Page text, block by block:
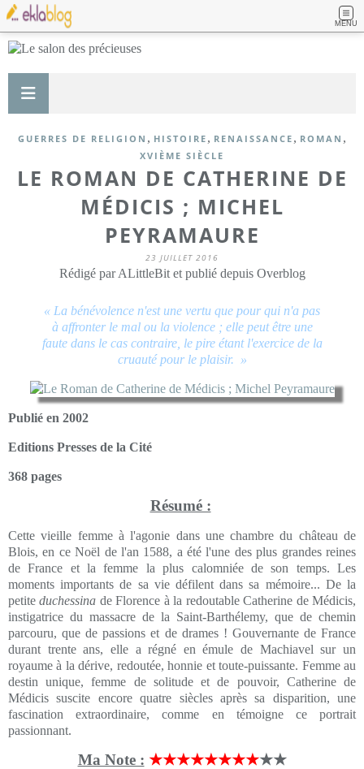
MENU
GUERRES DE RELIGION , HISTOIRE , RENAISSANCE , ROMAN ,
XVIÈME SIÈCLE
LE ROMAN DE CATHERINE DE
MÉDICIS ; MICHEL
PEYRAMAURE
23 JUILLET 2016
Rédigé par ALittleBit et publié depuis Overblog
« La bénévolence n'est une vertu que pour qui n'a pas
à affronter le mal ou la violence ; elle peut être une
faute dans le cas contraire, le pire étant l'exercice de la
cruauté pour le plaisir. »
Publié en 2002
Editions Presses de la Cité
368 pages
Résumé :
Cette vieille femme à l'agonie dans une chambre du château de
Blois, en ce Noël de l'an 1588, a été l'une des plus grandes reines
de France et la femme la plus calomniée de son temps. Les
moments importants de sa vie défilent dans sa mémoire... De la
petiteduchessina de Florence à la redoutable Catherine de Médicis,
instigatrice du massacre de la Saint-Barthélemy, que de chemin
parcouru, que de passions et de drames ! Gouvernante de France
durant trente ans, elle a régné en émule de Machiavel sur un
royaume à la dérive, redoutée, honnie et toute-puissante. Femme au
destin unique, femme de solitude et de pouvoir, Catherine de
Médicis suscite encore quatre siècles après sa disparition, une
fascination extraordinaire, comme en témoigne ce portrait
passionnant.
Ma Note : ★★★★★★★★★★